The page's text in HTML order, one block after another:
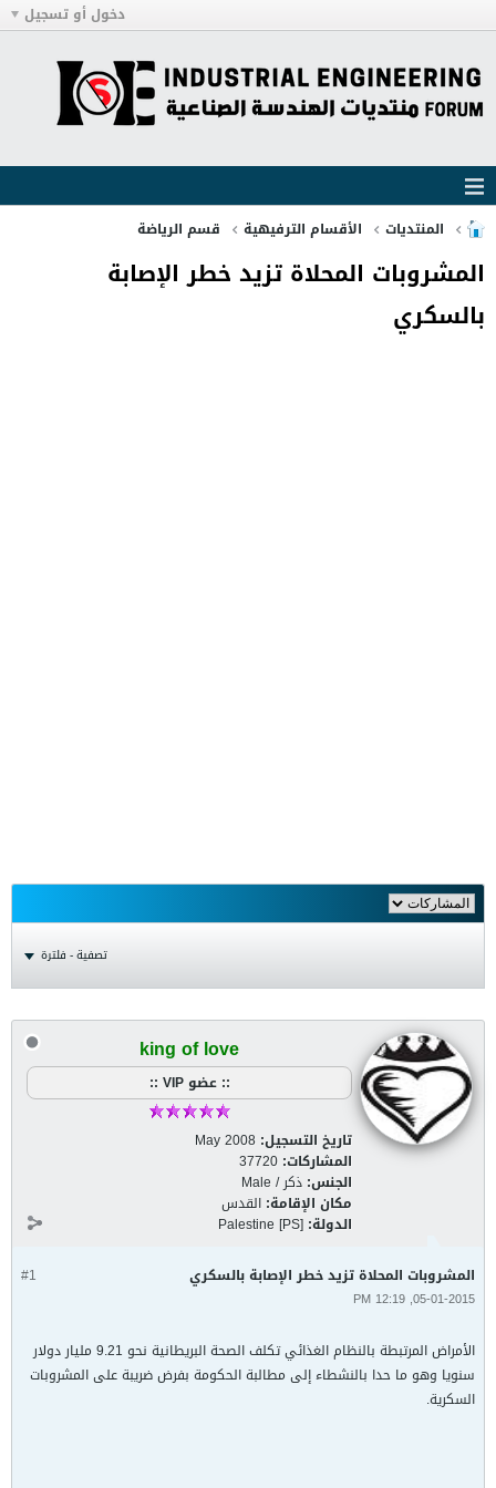
دخول أو تسجيل
المنتديات الأقسام الترفيهية قسم الرياضة
المشروبات المحلاة تزيد خطر الإصابة
بالسكري
تصفية - فلترة
king of love
:: عضو VIP ::
تاريخ التسجيل: May 2008
المشاركات: 37720
الجنس: ذكر / Male
مكان الإقامة: القدس
الدولة: Palestine [PS]
#1 المشروبات المحلاة تزيد خطر الإصابة بالسكري
05-01-2015, 12:19 PM
الأمراض المرتبطة بالنظام الغذائي تكلف الصحة البريطانية نحو 9.21 مليار دولار
سنويا وهو ما حدا بالنشطاء إلى مطالبة الحكومة بفرض ضريبة على المشروبات
السكرية.